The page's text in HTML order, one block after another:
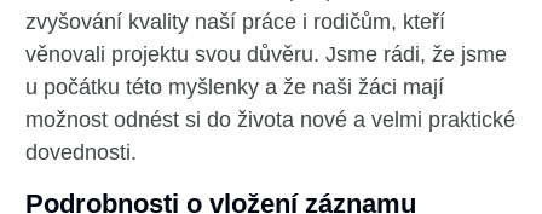
zvyšování kvality naší práce i rodičům, kteří
věnovali projektu svou důvěru. Jsme rádi, že jsme
u počátku této myšlenky a že naši žáci mají
možnost odnést si do života nové a velmi praktické
dovednosti.
Podrobnosti o vložení záznamu